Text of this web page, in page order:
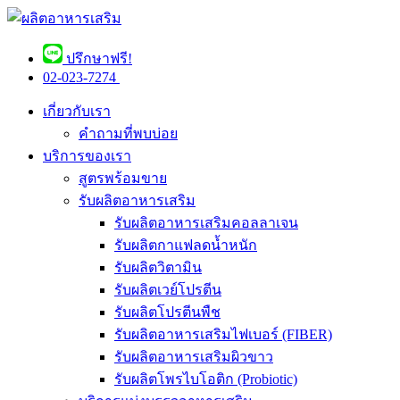
ปรึกษาฟรี!
02-023-7274 ​
เกี่ยวกับเรา
คำถามที่พบบ่อย
บริการของเรา
สูตรพร้อมขาย
รับผลิตอาหารเสริม
รับผลิตอาหารเสริมคอลลาเจน
รับผลิตกาแฟลดน้ำหนัก
รับผลิตวิตามิน
รับผลิตเวย์โปรตีน
รับผลิตโปรตีนพืช
รับผลิตอาหารเสริมไฟเบอร์ (FIBER)
รับผลิตอาหารเสริมผิวขาว
รับผลิตโพรไบโอติก (Probiotic)